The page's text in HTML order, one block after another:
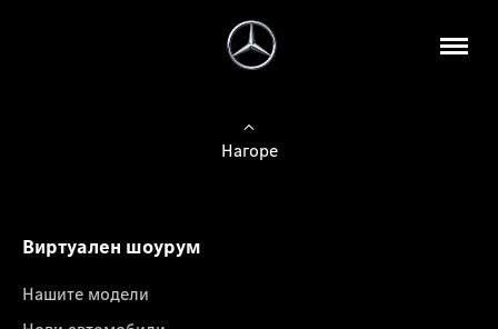
Нагоре
Виртуален шоурум
Нашите модели